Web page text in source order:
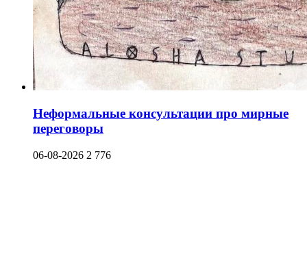
Неформальные консультации про мирные
переговоры
06-08-2026 2 776